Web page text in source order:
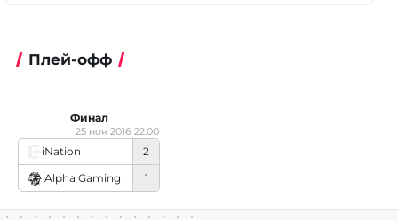
Плей-офф
iNation
2
Alpha Gaming
1
25 ноя 2016 22:00
Финал